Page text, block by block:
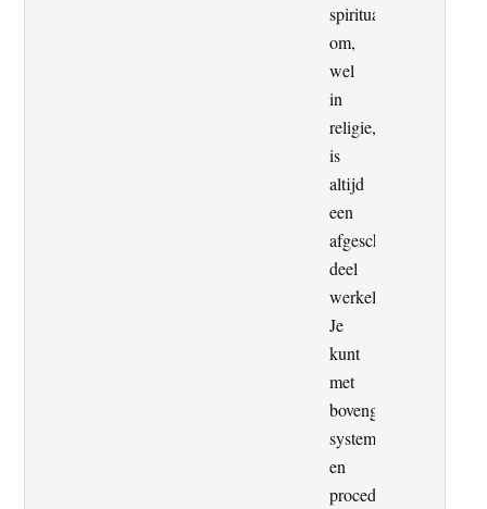
spiritualiteit
om,
wel
in
religie,religie
is
altijd
een
afgescheiden,
deel
werkelijkheid.
Je
kunt
met
bovengenoemde
systemen
en
procedures